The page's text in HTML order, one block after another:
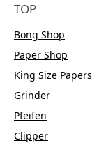
TOP
Bong Shop
Paper Shop
King Size Papers
Grinder
Pfeifen
Clipper